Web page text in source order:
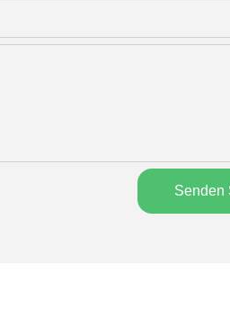
Senden